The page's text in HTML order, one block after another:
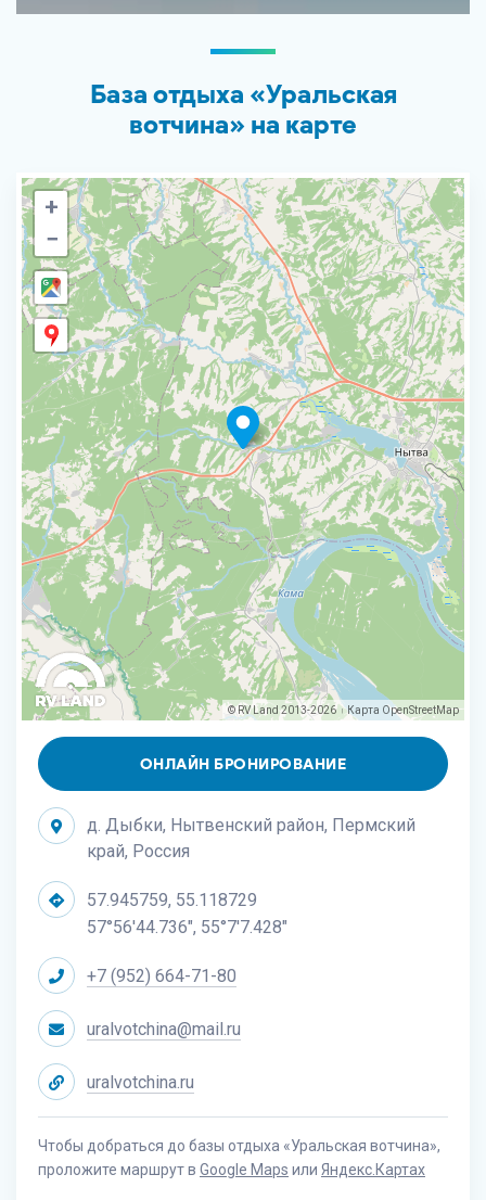
База отдыха «Уральская
вотчина» на карте
+
−
© RV Land 2013-2026 | Карта OpenStreetMap
ОНЛАЙН БРОНИРОВАНИЕ
д. Дыбки, Нытвенский район, Пермский
край, Россия
57.945759, 55.118729
57°56'44.736", 55°7'7.428"
+7 (952) 664-71-80
uralvotchina@mail.ru
uralvotchina.ru
Чтобы добраться до базы отдыха «Уральская вотчина»,
проложите маршрут в Google Maps или Яндекс.Картах